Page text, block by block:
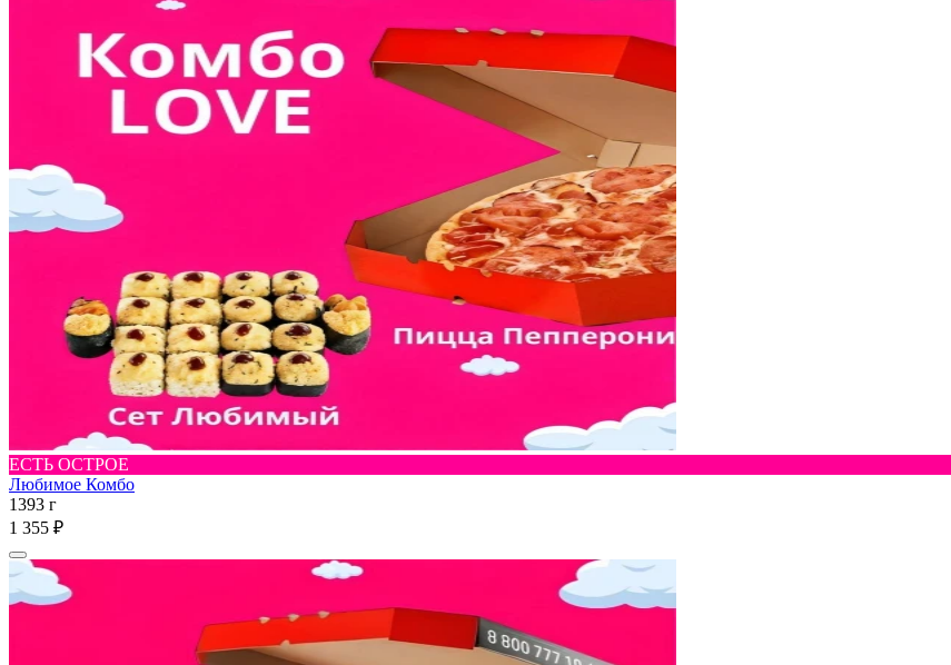
ЕСТЬ ОСТРОЕ
Любимое Комбо
1393 г
1 355 ₽